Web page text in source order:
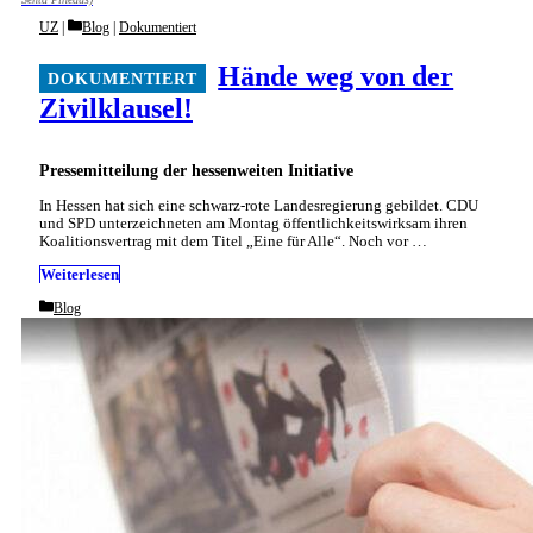
Pressemitteilung der hessenweiten Initiative
Hände weg von der
Zivilklausel!
UZ Categories
Blog Dokumentiert
In Hessen hat sich eine schwarz-rote Landesregierung gebildet. CDU
und SPD unterzeichneten am Montag öffentlichkeitswirksam ihren
Koalitionsvertrag mit dem Titel „Eine für Alle“. Noch vor …
Weiterlesen
Categories
Blog